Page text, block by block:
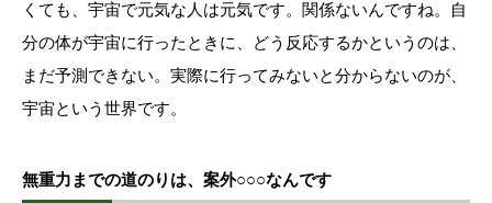
くても、宇宙で元気な人は元気です。関係ないんですね。自
分の体が宇宙に行ったときに、どう反応するかというのは、
まだ予測できない。実際に行ってみないと分からないのが、
宇宙という世界です。
無重力までの道のりは、案外○○○なんです